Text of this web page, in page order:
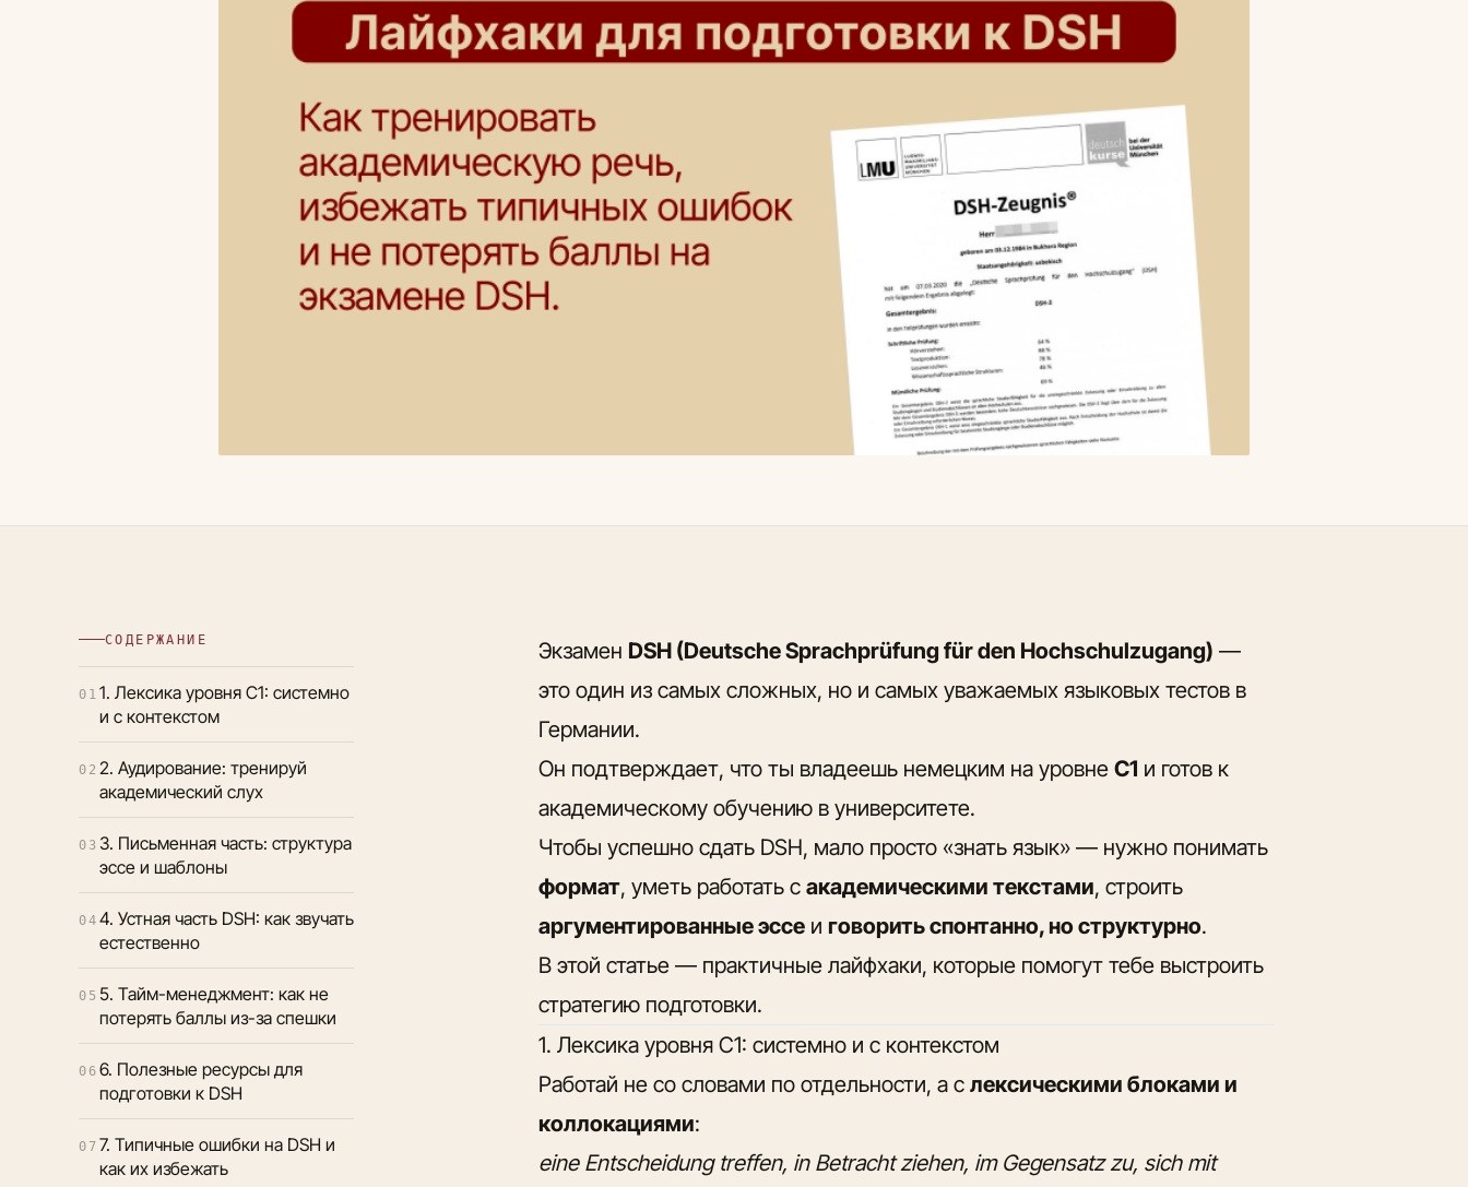
СОДЕРЖАНИЕ
01 1. Лексика уровня C1: системно
и с контекстом
02 2. Аудирование: тренируй
академический слух
03 3. Письменная часть: структура
эссе и шаблоны
04 4. Устная часть DSH: как звучать
естественно
05 5. Тайм-менеджмент: как не
потерять баллы из-за спешки
06 6. Полезные ресурсы для
подготовки к DSH
07 7. Типичные ошибки на DSH и
как их избежать
Экзамен DSH (Deutsche Sprachprüfung für den Hochschulzugang) —
это один из самых сложных, но и самых уважаемых языковых тестов в
Германии.
Он подтверждает, что ты владеешь немецким на уровнеC1 и готов к
академическому обучению в университете.
Чтобы успешно сдать DSH, мало просто «знать язык» — нужно понимать
формат, уметь работать сакадемическими текстами, строить
аргументированные эссе иговорить спонтанно, но структурно.
В этой статье — практичные лайфхаки, которые помогут тебе выстроить
стратегию подготовки.
1. Лексика уровня C1: системно и с контекстом
Работай не со словами по отдельности, а слексическими блоками и
коллокациями:
eine Entscheidung treffen, in Betracht ziehen, im Gegensatz zu, sich mit